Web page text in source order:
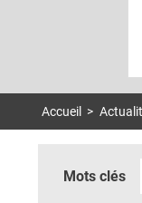
Accueil >
Mots clés